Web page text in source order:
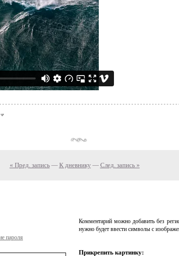
« Пред. запись— К дневнику — След. запись »
пароля
Комментарий можно добавить без
нужно будет ввести символы с
Прикрепить картинку: